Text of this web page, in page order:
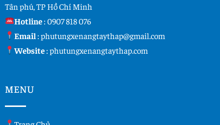
Tân phú, TP Hồ Chí Minh
Hotline:0907 818 076
Email :phutungxenangtaythap@gmail.com
Website:phutungxenangtaythap.com
MENU